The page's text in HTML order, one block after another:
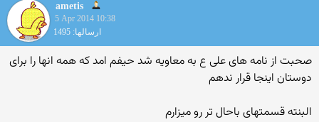
ametis
5 Apr 2014 10:38
ارسالها: 1495
صحبت از نامه های علی ع به معاویه شد حیفم امد که همه انها را برای
دوستان اینجا قرار ندهم
البنته قسمتهای باحال تر رو میزارم